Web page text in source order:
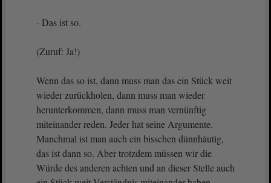
- Das ist so.
(Zuruf: Ja!)
Wenn das so ist, dann muss man das ein Stück weit
wieder zurückholen, dann muss man wieder
herunterkommen, dann muss man vernünftig
miteinander reden. Jeder hat seine Argumente.
Manchmal ist man auch ein bisschen dünnhäutig,
das ist dann so. Aber trotzdem müssen wir die
Würde des anderen achten und an dieser Stelle auch